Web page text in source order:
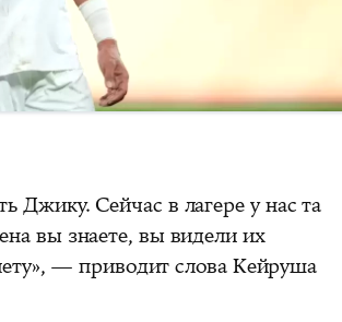
Сейчас в лагере у нас та
вы знаете, вы видели их
— приводит слова Кейруша